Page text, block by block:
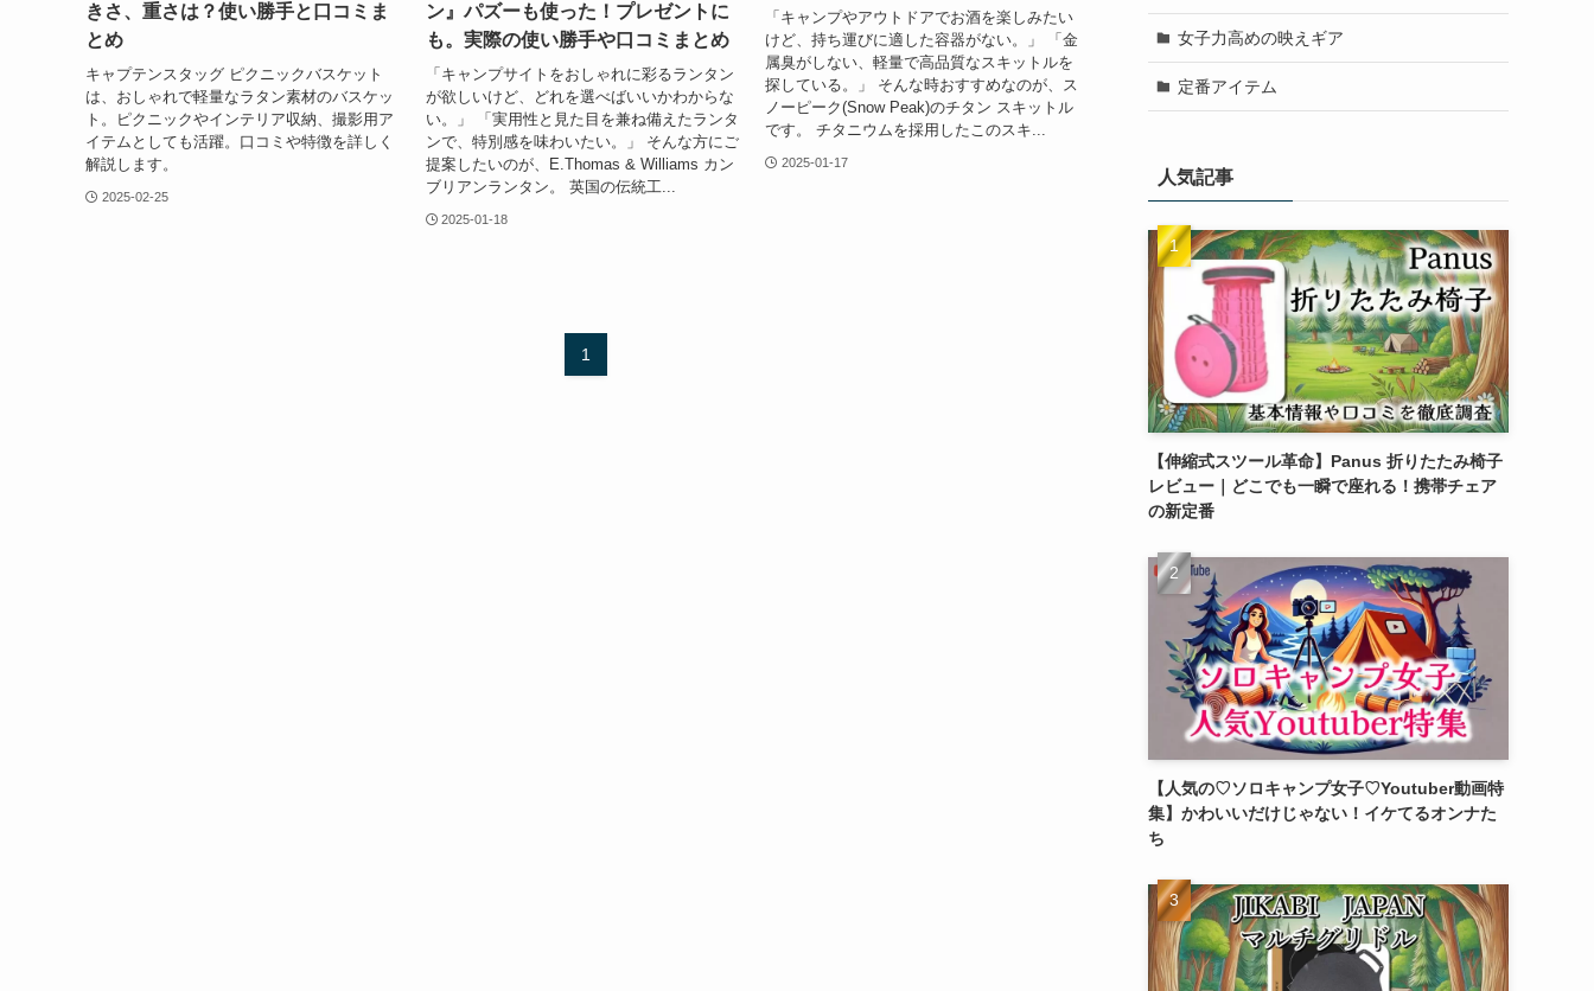
きさ、重さは？使い勝手と口コミま
とめ
キャプテンスタッグ ピクニックバスケット
は、おしゃれで軽量なラタン素材のバスケッ
ト。ピクニックやインテリア収納、撮影用ア
イテムとしても活躍。口コミや特徴を詳しく
解説します。
2025-02-25
ン』パズーも使った！プレゼントに
も。実際の使い勝手や口コミまとめ
「キャンプサイトをおしゃれに彩るランタン
が欲しいけど、どれを選べばいいかわからな
い。」 「実用性と見た目を兼ね備えたランタ
ンで、特別感を味わいたい。」 そんな方にご
提案したいのが、E.Thomas & Williams カン
ブリアンランタン。 英国の伝統工...
2025-01-18
「キャンプやアウトドアでお酒を楽しみたい
けど、持ち運びに適した容器がない。」 「金
属臭がしない、軽量で高品質なスキットルを
探している。」 そんな時おすすめなのが、ス
ノーピーク(Snow Peak)のチタン スキットル
です。 チタニウムを採用したこのスキ...
2025-01-17
1
女子力高めの映えギア
定番アイテム
人気記事
【伸縮式スツール革命】Panus 折りたたみ椅子
レビュー｜どこでも一瞬で座れる！携帯チェア
の新定番
【人気の♡ソロキャンプ女子♡Youtuber動画特
集】かわいいだけじゃない！イケてるオンナた
ち